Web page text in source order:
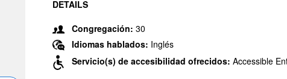
DETAILS
Congregación: 30
Idiomas hablados: Inglés
Servicio(s) de accesibilidad ofrecidos: Accessible